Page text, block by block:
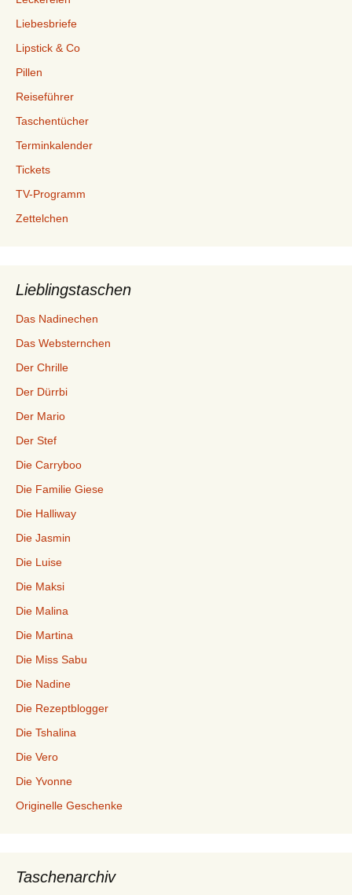
Liebesbriefe
Lipstick & Co
Pillen
Reiseführer
Taschentücher
Terminkalender
Tickets
TV-Programm
Zettelchen
Lieblingstaschen
Das Nadinechen
Das Websternchen
Der Chrille
Der Dürrbi
Der Mario
Der Stef
Die Carryboo
Die Familie Giese
Die Halliway
Die Jasmin
Die Luise
Die Maksi
Die Malina
Die Martina
Die Miss Sabu
Die Nadine
Die Rezeptblogger
Die Tshalina
Die Vero
Die Yvonne
Originelle Geschenke
Taschenarchiv